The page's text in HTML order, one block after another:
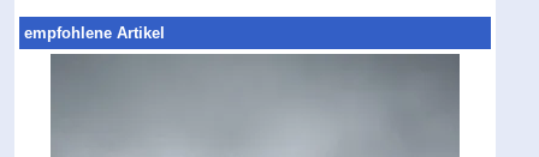
empfohlene Artikel